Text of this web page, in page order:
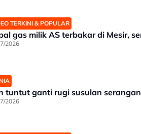
TERKINI & POPULAR
gas milik AS terbakar di Mesir,
2026
tuntut ganti rugi susulan
2026